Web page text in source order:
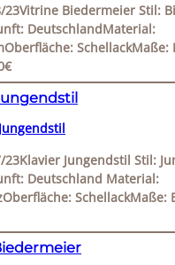
23Vitrine Biedermeier Stil:
DeutschlandMaterial:
SchellackMaße:
23Klavier Jungendstil Stil:
Deutschland Material:
SchellackMaße: